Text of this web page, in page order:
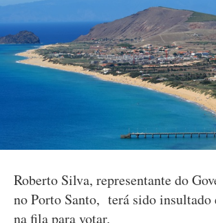
Roberto Silva, representante do
no Porto Santo, terá sido insultado
na fila para votar.